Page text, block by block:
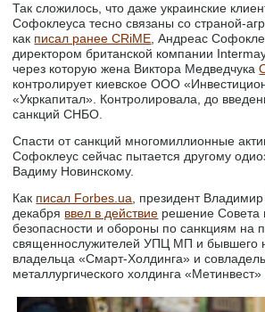
Так сложилось, что даже украинские
Софоклеуса тесно связаны со страной-
как писал ранее CRiME, Андреас
директором британской компании
через которую жена Виктора Медведчука
контролирует киевское ООО
«Укркапитал». Контролировала, до
санкций СНБО.
Спасти от санкций многомиллионные
Софоклеус сейчас пытается другому
Вадиму Новинскому.
Как писал Forbes.ua, президент
декабря ввел в действие решение Совета
безопасности и обороны по санкциям на
священнослужителей УПЦ МП и бывшего
владельца «Смарт-Холдинга» и
металлургического холдинга